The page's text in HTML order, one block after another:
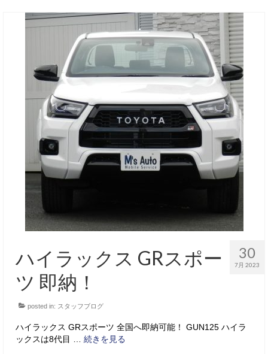
メールフォーム
電話はこちら
30
7月 2023
ハイラックス GRスポー
ツ 即納！
posted in: スタッフブログ
ハイラックス GRスポーツ 全国へ即納可能！ GUN125 ハイラ
ックスは8代目 … 続きを見る